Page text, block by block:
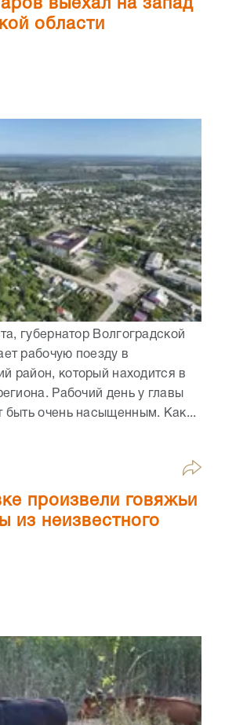
выехал на запад
области
губернатор Волгоградской
рабочую поезду в
район, который находится в
Рабочий день у главы
быть очень насыщенным. Как...
произвели говяжьи
из неизвестного